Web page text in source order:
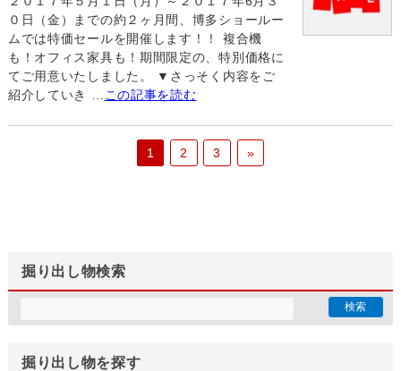
０日（金）までの約２ヶ月間、博多ショールー
ムでは特価セールを開催します！！ 複合機
も！オフィス家具も！期間限定の、特別価格に
てご用意いたしました。 ▼さっそく内容をご
紹介していき …
この記事を読む
1 2 3 »
掘り出し物検索
掘り出し物を探す